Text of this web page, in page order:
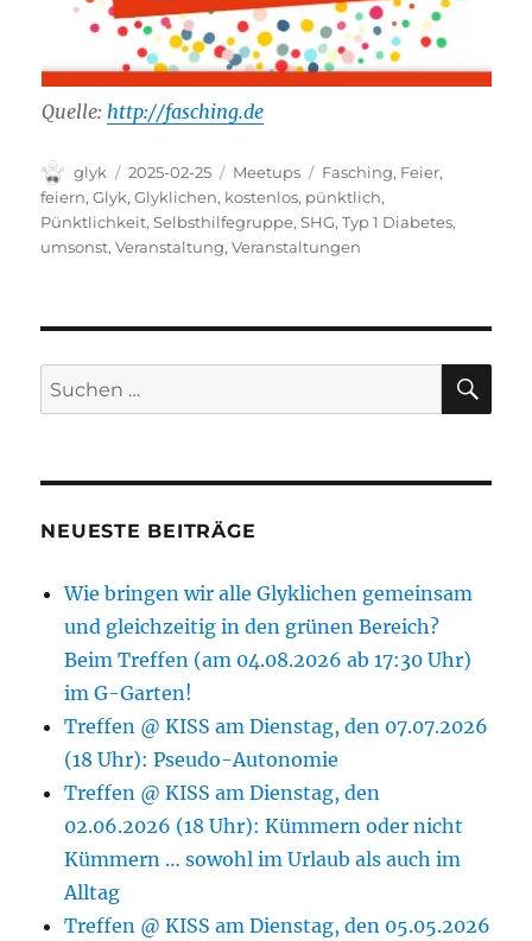
Quelle: http://fasching.de
Autor
glyk
Veröffentlicht
am
2025-02-25 Kategorien
Meetups Schlagwörter
Fasching, Feier,
feiern,Glyk,Glyklichen, kostenlos, pünktlich,
Pünktlichkeit,Selbsthilfegruppe,SHG,Typ 1 Diabetes,
umsonst,Veranstaltung,Veranstaltungen
Suchen
nach:
NEUESTE BEITRÄGE
Wie bringen wir alle Glyklichen gemeinsam
und gleichzeitig in den grünen Bereich?
Beim Treffen (am 04.08.2026 ab 17:30 Uhr)
im G-Garten!
Treffen @ KISS am Dienstag, den 07.07.2026
(18 Uhr): Pseudo-Autonomie
Treffen @ KISS am Dienstag, den
02.06.2026 (18 Uhr): Kümmern oder nicht
Kümmern … sowohl im Urlaub als auch im
Alltag
Treffen @ KISS am Dienstag, den 05.05.2026